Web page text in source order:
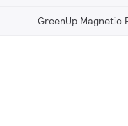
GreenUp Magnetic